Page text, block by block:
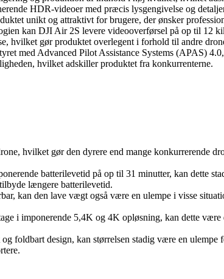
HDR-videoer med præcis lysgengivelse og
unikt og attraktivt for brugere, der ønsker
kan DJI Air 2S levere videooverførsel på op til 12
hvilket gør produktet overlegent i forhold til andre
med Advanced Pilot Assistance Systems (APAS)
hvilket adskiller produktet fra konkurrenterne.
hvilket gør den dyrere end mange konkurrerende
batterilevetid på op til 31 minutter, kan dette
længere batterilevetid.
kan den lave vægt også være en ulempe i visse
i imponerende 5,4K og 4K opløsning, kan dette
foldbart design, kan størrelsen stadig være en